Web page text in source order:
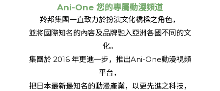
Ani-One 您的專屬動漫頻道
羚邦集團一直致力於扮演文化橋樑之角色，
並將國際知名的內容及品牌融入亞洲各國不同的文
化。
集團於 2016 年更進一步，推出Ani-One動漫視頻
平台，
把日本最新最知名的動漫產業，以更先進之科技，